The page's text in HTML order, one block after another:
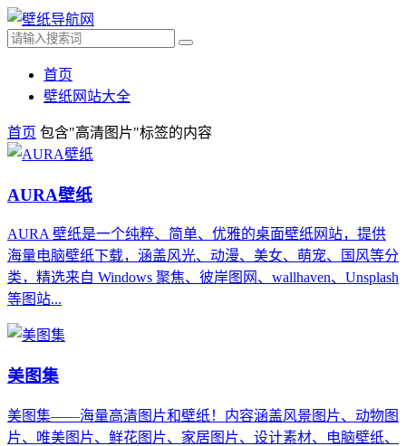
首页
壁纸网站大全
首页 包含"高清图片"标签的内容
AURA壁纸
AURA 壁纸是一个纯粹、简单、优雅的桌面壁纸网站，提供
海量电脑壁纸下载，涵盖风光、动漫、美女、萌宠、国风等分
类，精选来自 Windows 聚焦、彼岸图网、wallhaven、Unsplash
等图站...
美图集
美图集——海量高清图片和壁纸！内容涵盖风景图片、动物图
片、唯美图片、鲜花图片、家居图片、设计素材、电脑壁纸、